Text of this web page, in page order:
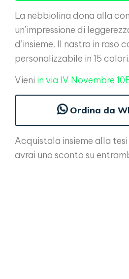
La nebbiolina dona alla
un’impressione di
d’insieme. Il nastro in raso
personalizzabile in 15 colori.
Vieni in via IV Novembre
Ordina da
Acquistala insieme alla
avrai uno sconto su